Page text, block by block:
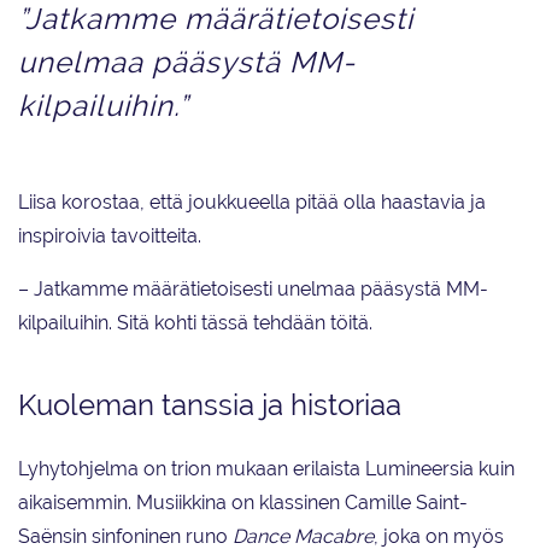
”Jatkamme määrätietoisesti
unelmaa pääsystä MM-
kilpailuihin.”
Liisa korostaa, että joukkueella pitää olla haastavia ja
inspiroivia tavoitteita.
– Jatkamme määrätietoisesti unelmaa pääsystä MM-
kilpailuihin. Sitä kohti tässä tehdään töitä.
Kuoleman tanssia ja historiaa
Lyhytohjelma on trion mukaan erilaista Lumineersia kuin
aikaisemmin. Musiikkina on klassinen Camille Saint-
Saënsin sinfoninen runo Dance Macabre, joka on myös